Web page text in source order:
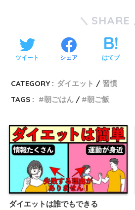
SHARE
ツイート シェア はてブ
CATEGORY : ダイエット
習慣
TAGS :
朝ごはん 朝ご飯
ダイエットは誰でもできる